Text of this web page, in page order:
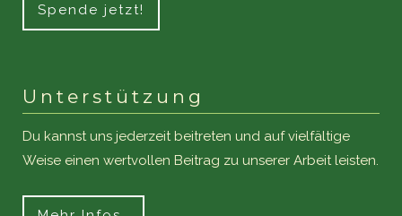
Spende jetzt!
Unterstützung
Du kannst uns jederzeit beitreten und auf vielfältige
Weise einen wertvollen Beitrag zu unserer Arbeit leisten.